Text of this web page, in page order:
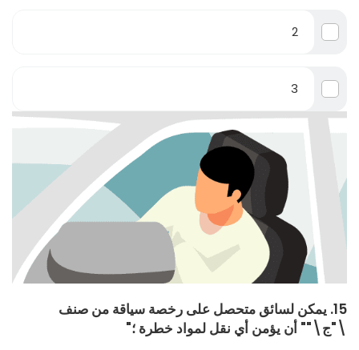
2
3
15. يمكن لسائق متحصل على رخصة سياقة من صنف
\"ج\"" أن يؤمن أي نقل لمواد خطرة ؛"